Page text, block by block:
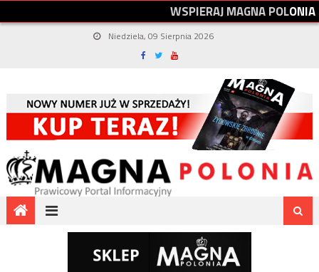
WSPIERAJMAGNAPOLONIA
Niedziela, 09 Sierpnia 2026